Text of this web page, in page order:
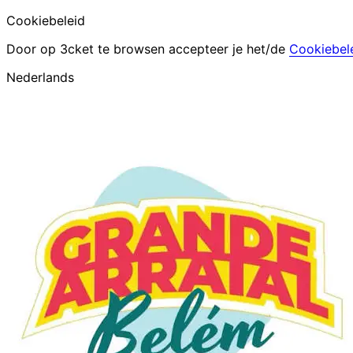
Cookiebeleid
Door op 3cket te browsen accepteer je het/de
Nederlands